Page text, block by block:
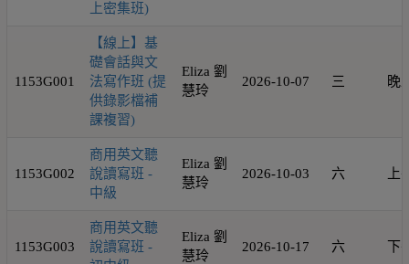
上密集班)
1153G001
【線上】基
礎會話與文
法寫作班 (提
供錄影檔補
課複習)
Eliza 劉
慧玲
2026-10-07 三 晚
1153G002
商用英文聽
說讀寫班 -
中級
Eliza 劉
慧玲
2026-10-03 六 上
1153G003
商用英文聽
說讀寫班 -
Eliza 劉
慧玲
2026-10-17 六 下